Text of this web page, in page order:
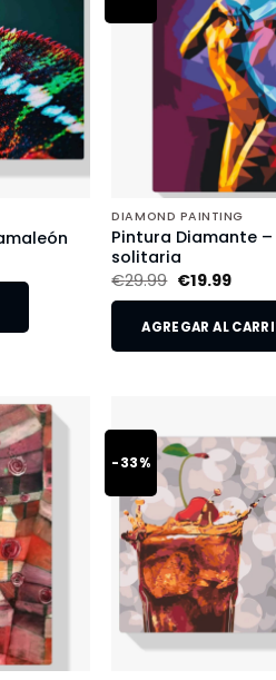
DIAMOND PAINTING
Pintura Diamante –
solitaria
€29.99 €19.99
AGREGAR AL
-33%